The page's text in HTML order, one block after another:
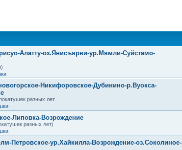
Алатту-оз.Янисъярви-ур.Мямли-Суйстамо-
Никифоровское-Дубинино-р.Вуокса-
разных лет
Липовка-Возрождение
разных лет)
Петровское-ур.Хайкилла-Возрождение-оз.Соколиное-